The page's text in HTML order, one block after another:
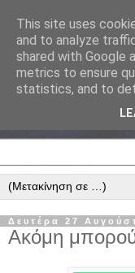
Δευτέρα 27
Ακόμη
This site uses
and to analyze
shared with Google
metrics to ensure
statistics, and to